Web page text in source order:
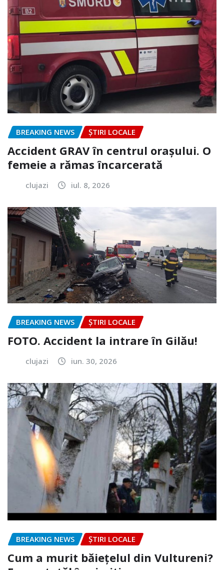
BREAKING NEWS ȘTIRI LOCALE
Accident GRAV în centrul orașului. O
femeie a rămas încarcerată
clujazi iul. 8, 2026
BREAKING NEWS ȘTIRI LOCALE
FOTO. Accident la intrare în Gilău!
clujazi iun. 30, 2026
BREAKING NEWS ȘTIRI LOCALE
Cum a murit băiețelul din Vultureni?